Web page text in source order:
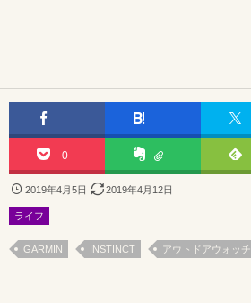
0
2019年4月5日 2019年4月12日
ライフ
GARMIN INSTINCT アウトドアウォッチ